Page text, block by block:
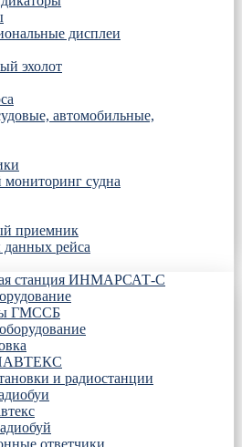
дисплеи
эхолот
автомобильные,
судна
приемник
данных рейса
станция ИНМАРСАТ-С
ГМССБ
и радиостанции
ответчики